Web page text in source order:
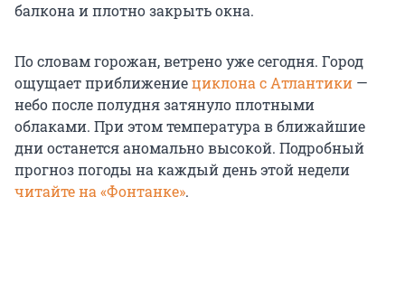
балкона и плотно закрыть окна.
По словам горожан, ветрено уже сегодня. Город
ощущает приближениециклона с Атлантики —
небо после полудня затянуло плотными
облаками. При этом температура в ближайшие
дни останется аномально высокой. Подробный
прогноз погоды на каждый день этой недели
читайте на «Фонтанке».